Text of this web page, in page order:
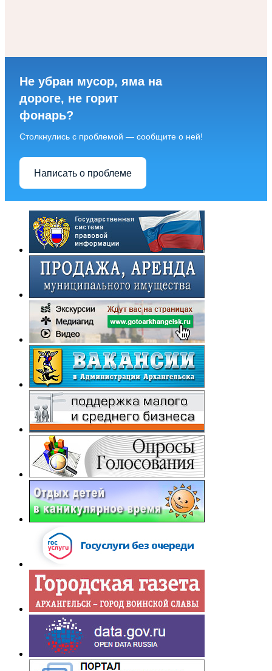
Не убран мусор, яма на
дороге, не горит
фонарь?
Столкнулись с проблемой — сообщите о ней!
Написать о проблеме